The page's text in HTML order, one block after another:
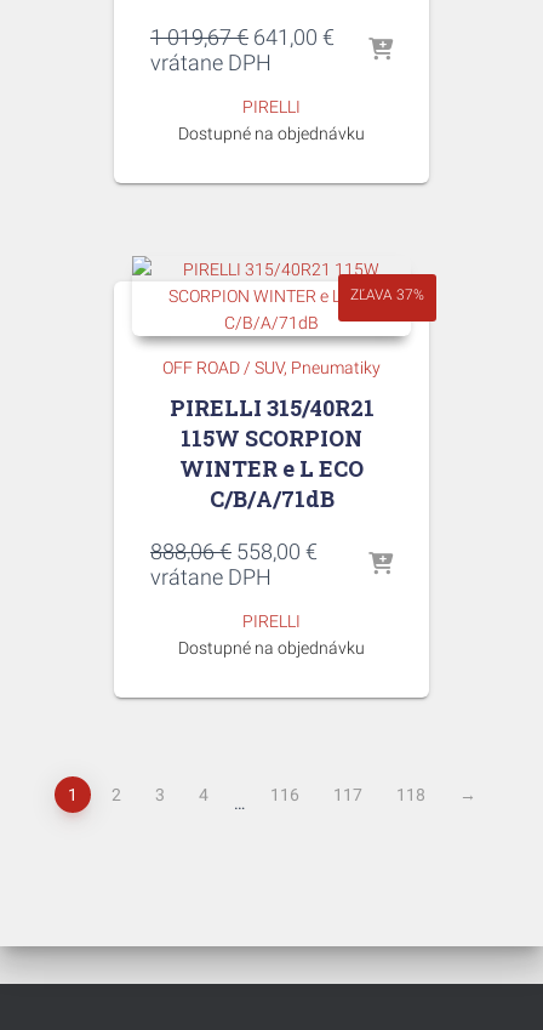
1 019,67€ Pôvodná
cena
1
019,67 €.
641,00 € Aktuálna
cena
vrátane DPH
PIRELLI
Dostupné na objednávku
ZĽAVA 37%
OFF ROAD / SUV Pneumatiky
PIRELLI 315/40R21
115W SCORPION
WINTER e L ECO
C/B/A/71dB
888,06€ Pôvodná
cena
888,06 €.
558,00 € Aktuálna
vrátane DPH
PIRELLI
Dostupné na objednávku
1 2 3 4 … 116 117 118 →